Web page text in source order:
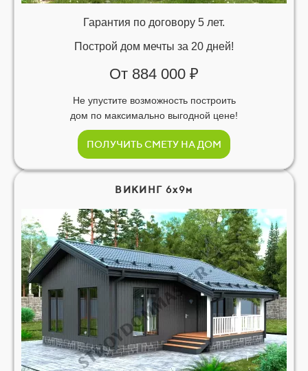
Гарантия по договору 5 лет.
Построй дом мечты за 20 дней!
От 884 000 ₽
Не упустите возможность построить
дом по максимально выгодной цене!
ПОЛУЧИТЬ СМЕТУ НА ДОМ
ВИКИНГ 6х9м